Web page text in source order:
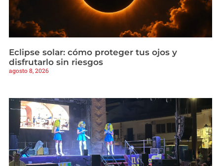
Eclipse solar: cómo proteger tus ojos y
disfrutarlo sin riesgos
agosto 8, 2026